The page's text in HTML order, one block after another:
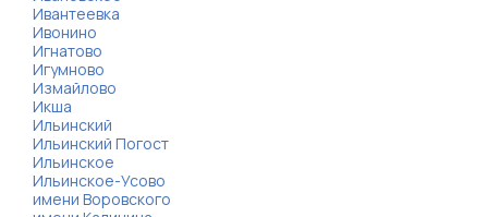
Ивантеевка
Ивонино
Игнатово
Игумново
Измайлово
Икша
Ильинский
Ильинский Погост
Ильинское
Ильинское-Усово
имени Воровского